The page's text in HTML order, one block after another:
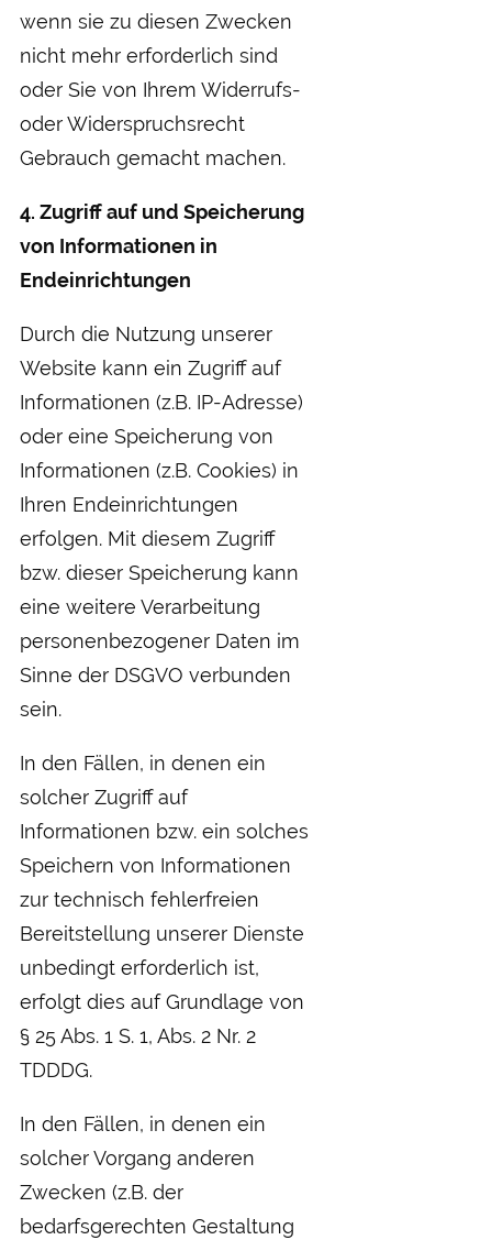
wenn sie zu diesen Zwecken
nicht mehr erforderlich sind
oder Sie von Ihrem Widerrufs-
oder Widerspruchsrecht
Gebrauch gemacht machen.
4. Zugriff auf und Speicherung
von Informationen in
Endeinrichtungen
Durch die Nutzung unserer
Website kann ein Zugriff auf
Informationen (z.B. IP-Adresse)
oder eine Speicherung von
Informationen (z.B. Cookies) in
Ihren Endeinrichtungen
erfolgen. Mit diesem Zugriff
bzw. dieser Speicherung kann
eine weitere Verarbeitung
personenbezogener Daten im
Sinne der DSGVO verbunden
sein.
In den Fällen, in denen ein
solcher Zugriff auf
Informationen bzw. ein solches
Speichern von Informationen
zur technisch fehlerfreien
Bereitstellung unserer Dienste
unbedingt erforderlich ist,
erfolgt dies auf Grundlage von
§ 25 Abs. 1 S. 1, Abs. 2 Nr. 2
TDDDG.
In den Fällen, in denen ein
solcher Vorgang anderen
Zwecken (z.B. der
bedarfsgerechten Gestaltung